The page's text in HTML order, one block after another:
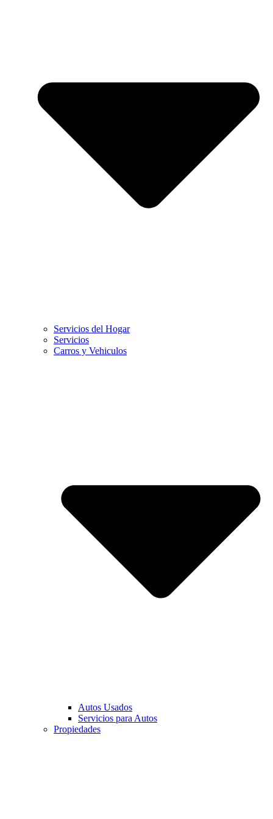
Servicios del Hogar
Servicios
Carros y Vehiculos
Autos Usados
Servicios para Autos
Propiedades